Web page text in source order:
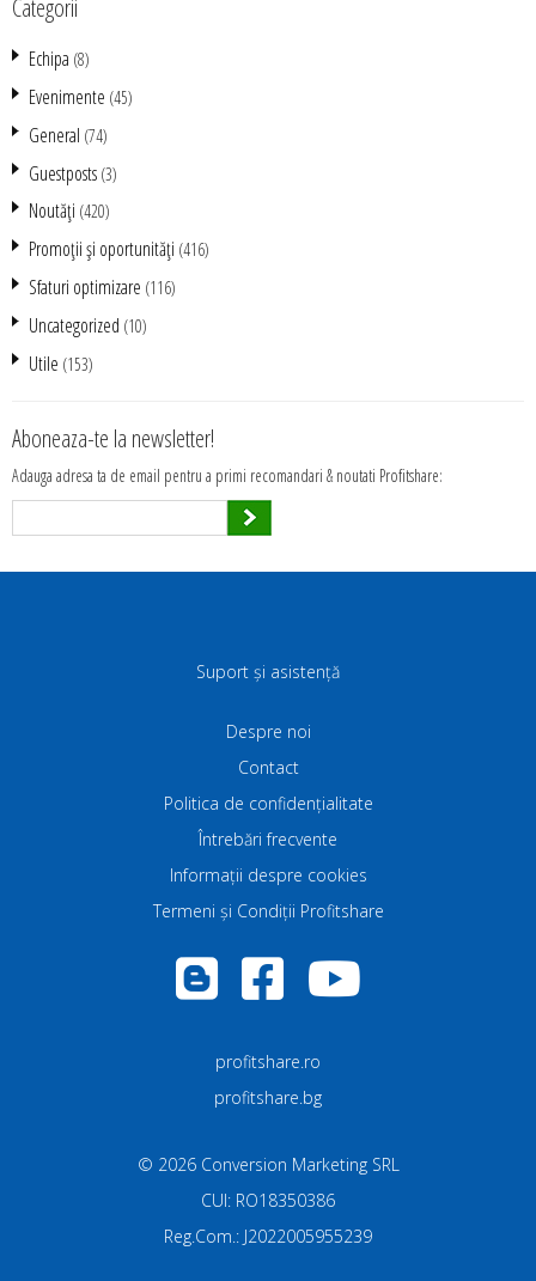
Categorii
Echipa (8)
Evenimente (45)
General (74)
Guestposts (3)
Noutăţi (420)
Promoţii şi oportunităţi (416)
Sfaturi optimizare (116)
Uncategorized (10)
Utile (153)
Aboneaza-te la newsletter!
Adauga adresa ta de email pentru a primi recomandari & noutati Profitshare:
Suport și asistență
Despre noi
Contact
Politica de confidenţialitate
Întrebări frecvente
Informații despre cookies
Termeni și Condiții Profitshare
profitshare.ro
profitshare.bg
© 2026 Conversion Marketing SRL
CUI: RO18350386
Reg.Com.: J2022005955239